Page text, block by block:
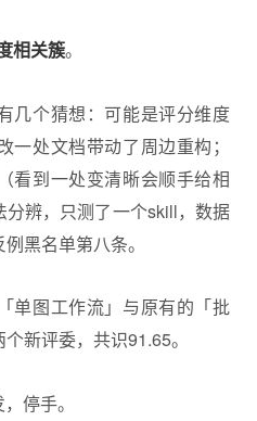
相关簇。
几个猜想：可能是评分维度
处文档带动了周边重构；
看到一处变清晰会顺手给相
辨，只测了一个skill，数据
黑名单第八条。
单图工作流」与原有的「批
新评委，共识91.65。
停手。